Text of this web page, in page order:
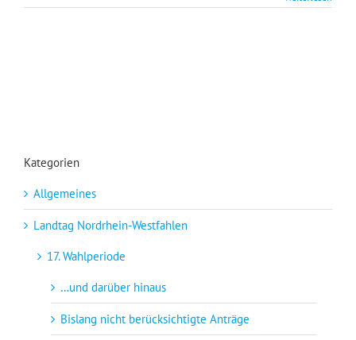
Kategorien
Allgemeines
Landtag Nordrhein-Westfahlen
17. Wahlperiode
…und darüber hinaus
Bislang nicht berücksichtigte Anträge